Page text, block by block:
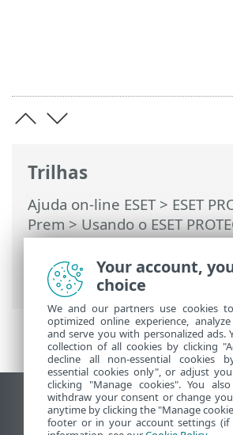
Trilhas
Ajuda on-line ESET> ESET
Prem>Usando o ESET
>ESET PROTECT On-Prem
Relatórios> Criar um novo
relatório
Ver site para desktop
End of Life
Your account,
choice
We and our partners use cookies
optimized online experience,
and serve you with personalized ads.
collection of all cookies by clicking
decline all non-essential cookies
essential cookies only", or adjust
clicking "Manage cookies". You
withdraw your consent or change
anytime by clicking the "Manage
footer or in your account settings (if